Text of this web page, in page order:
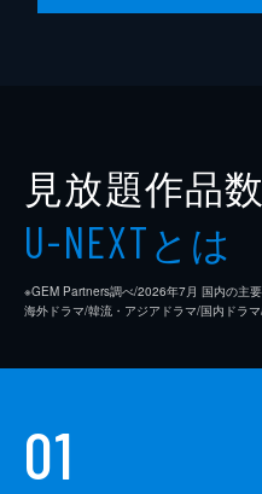
見放題作品数
U-NEXTとは
※GEM Partners調べ/2026年7⽉ 国内の主
海外ドラマ/韓流・アジアドラマ/国内ドラ
01